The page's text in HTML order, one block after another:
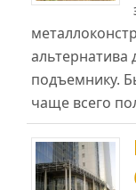
подъемнику.
чаще всего